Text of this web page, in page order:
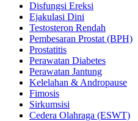
Disfungsi Ereksi
Ejakulasi Dini
Testosteron Rendah
Pembesaran Prostat (BPH)
Prostatitis
Perawatan Diabetes
Perawatan Jantung
Kelelahan & Andropause
Fimosis
Sirkumsisi
Cedera Olahraga (ESWT)